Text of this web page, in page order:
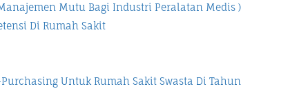
Mutu Bagi Industri Peralatan Medis )
Di Rumah Sakit
Untuk Rumah Sakit Swasta Di Tahun